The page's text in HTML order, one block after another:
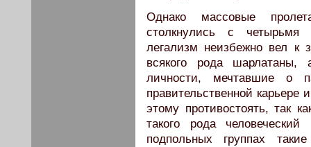
Однако массовые
столкнулись с четырьмя
легализм неизбежно вел к
всякого рода шарлатаны,
личности, мечтавшие о
правительственной карьере
этому противостоять, так
такого рода
подпольных группах